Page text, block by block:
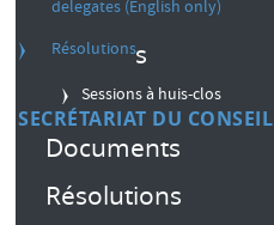
delegates (English only)
Résolutions
SECRÉTARIAT DU CONSEIL
Sessions
Sessions à huis-clos
Documents
Résolutions